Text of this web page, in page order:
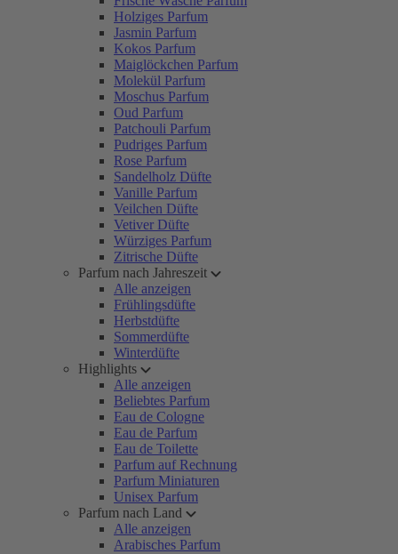
Holziges Parfum
Jasmin Parfum
Kokos Parfum
Maiglöckchen Parfum
Molekül Parfum
Moschus Parfum
Oud Parfum
Patchouli Parfum
Pudriges Parfum
Rose Parfum
Sandelholz Düfte
Vanille Parfum
Veilchen Düfte
Vetiver Düfte
Würziges Parfum
Zitrische Düfte
Parfum nach Jahreszeit
Alle anzeigen
Frühlingsdüfte
Herbstdüfte
Sommerdüfte
Winterdüfte
Highlights
Alle anzeigen
Beliebtes Parfum
Eau de Cologne
Eau de Parfum
Eau de Toilette
Parfum auf Rechnung
Parfum Miniaturen
Unisex Parfum
Parfum nach Land
Alle anzeigen
Arabisches Parfum